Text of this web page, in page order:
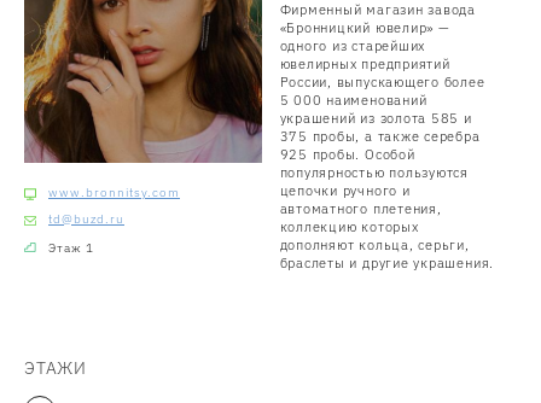
Фирменный магазин завода
«Бронницкий ювелир» —
одного из старейших
ювелирных предприятий
России, выпускающего более
5 000 наименований
украшений из золота 585 и
375 пробы, а также серебра
925 пробы. Особой
популярностью пользуются
цепочки ручного и
автоматного плетения,
коллекцию которых
дополняют кольца, серьги,
браслеты и другие украшения.
www.bronnitsy.com
td@buzd.ru
Этаж 1
ЭТАЖИ